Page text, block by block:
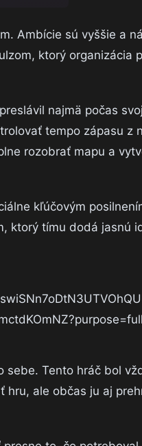
Ambície sú vyššie a
ktorý organizácia
najmä počas
tempo zápasu z
rozobrať mapu a
kľúčovým
ktorý tímu dodá jasnú
sebe. Tento hráč bol
hru, ale občas ju aj